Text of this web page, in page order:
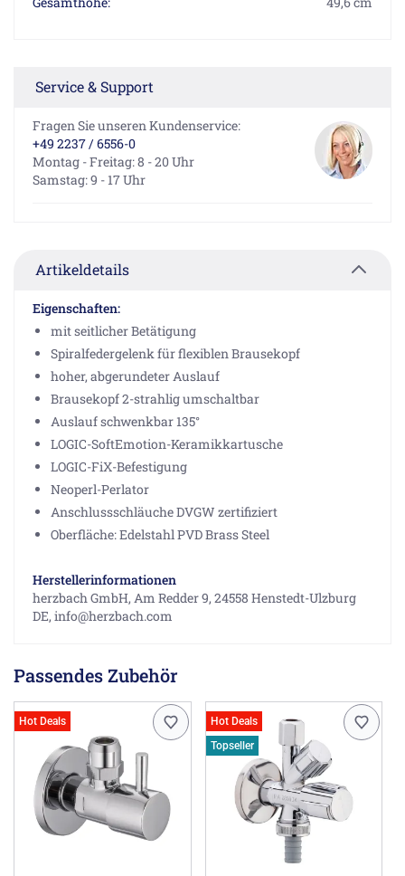
Service & Support
Fragen Sie unseren Kundenservice:
+49 2237 / 6556-0
Montag - Freitag: 8 - 20 Uhr
Samstag: 9 - 17 Uhr
Artikeldetails
Eigenschaften:
mit seitlicher Betätigung
Spiralfedergelenk für flexiblen Brausekopf
hoher, abgerundeter Auslauf
Brausekopf 2-strahlig umschaltbar
Auslauf schwenkbar 135°
LOGIC-SoftEmotion-Keramikkartusche
LOGIC-FiX-Befestigung
Neoperl-Perlator
Anschlussschläuche DVGW zertifiziert
Oberfläche: Edelstahl PVD Brass Steel
Herstellerinformationen
herzbach GmbH, Am Redder 9, 24558 Henstedt-Ulzburg
DE, info@herzbach.com
Passendes Zubehör
Hot Deals
Hot Deals
Topseller